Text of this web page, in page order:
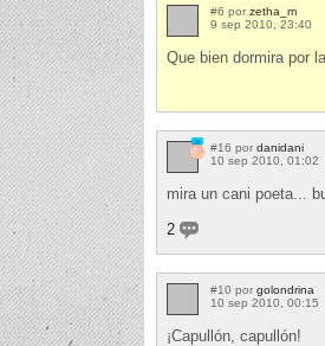
#6 por zetha_m
9 sep 2010, 23:40
Que bien dormira por
#16 por danidani
10 sep 2010, 01:02
mira un cani poeta...
2
#10 por golondrina
10 sep 2010, 00:15
¡Capullón, capullón!